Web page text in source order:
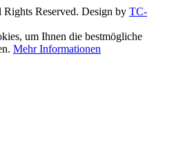
Reserved. Design by TC-
um Ihnen die bestmögliche
Mehr Informationen